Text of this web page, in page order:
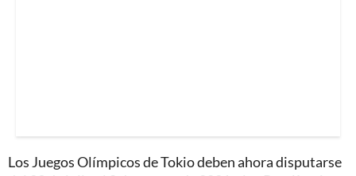
Los Juegos Olímpicos de Tokio deben ahora disputarse